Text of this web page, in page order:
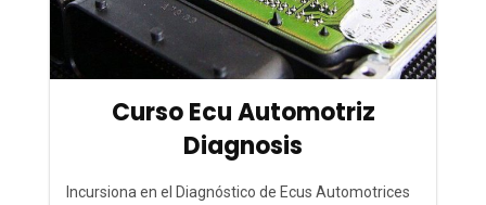
Curso Ecu Automotriz
Diagnosis
Incursiona en el Diagnóstico de Ecus Automotrices